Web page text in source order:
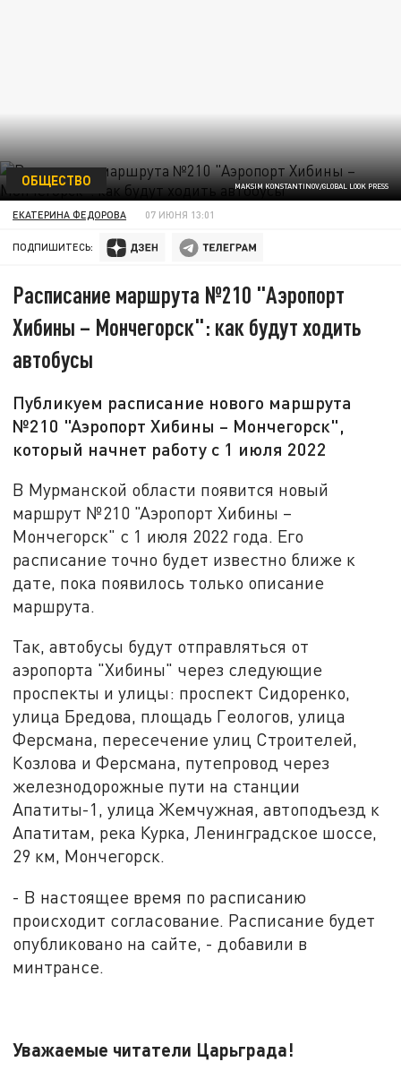
MAKSIM KONSTANTINOV/GLOBAL LOOK PRESS
ОБЩЕСТВО
ЕКАТЕРИНА ФЕДОРОВА 07 ИЮНЯ 13:01
ПОДПИШИТЕСЬ:
Расписание маршрута №210 "Аэропорт
Хибины – Мончегорск": как будут ходить
автобусы
Публикуем расписание нового маршрута
№210 "Аэропорт Хибины – Мончегорск",
который начнет работу с 1 июля 2022
В Мурманской области появится новый
маршрут №210 "Аэропорт Хибины –
Мончегорск" с 1 июля 2022 года. Его
расписание точно будет известно ближе к
дате, пока появилось только описание
маршрута.
Так, автобусы будут отправляться от
аэропорта "Хибины" через следующие
проспекты и улицы: проспект Сидоренко,
улица Бредова, площадь Геологов, улица
Ферсмана, пересечение улиц Строителей,
Козлова и Ферсмана, путепровод через
железнодорожные пути на станции
Апатиты-1, улица Жемчужная, автоподъезд к
Апатитам, река Курка, Ленинградское шоссе,
29 км, Мончегорск.
- В настоящее время по расписанию
происходит согласование. Расписание будет
опубликовано на сайте, - добавили в
минтрансе.
Уважаемые читатели Царьграда!